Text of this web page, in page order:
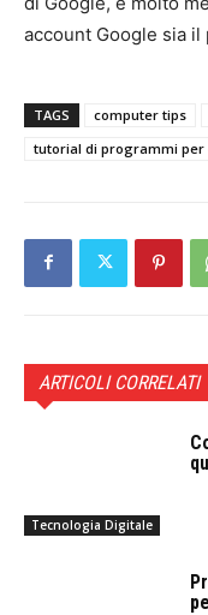
account Google sia
TAGS computer tips
tutorial di programmi per
ARTICOLI CORRELATI
Tecnologia Digitale